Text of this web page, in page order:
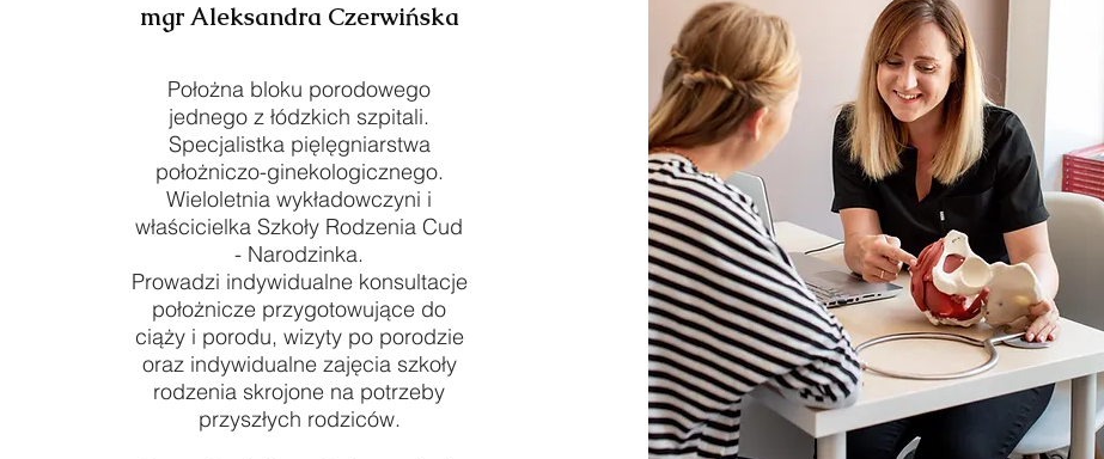
mgr Aleksandra Czerwińska
Położna bloku porodowego
jednego z łódzkich szpitali.
Specjalistka pięlęgniarstwa
położniczo-ginekologicznego.
Wieloletnia wykładowczyni i
właścicielka Szkoły Rodzenia Cud
- Narodzinka.
Prowadzi indywidualne konsultacje
położnicze przygotowujące do
ciąży i porodu, wizyty po porodzie
oraz indywidualne zajęcia szkoły
rodzenia skrojone na potrzeby
przyszłych rodziców.